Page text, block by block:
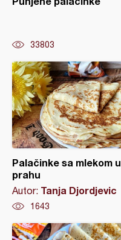
33803
Palačinke sa mlekom u
prahu
Autor: Tanja Djordjevic
1643